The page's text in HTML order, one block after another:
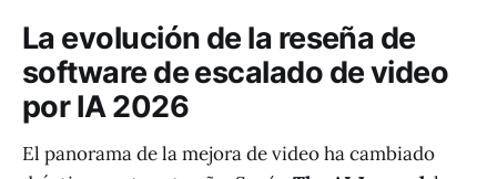
La evolución de la reseña de
software de escalado de video
por IA 2026
El panorama de la mejora de video ha cambiado